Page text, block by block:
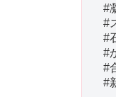
#
#
#
#
#
#